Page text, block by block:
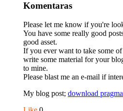
Komentaras
Please let me know if you're
You have some really good
good asset.
If you ever want to take some
write some material for your
to mine.
Please blast me an e-mail if
My blog post; download